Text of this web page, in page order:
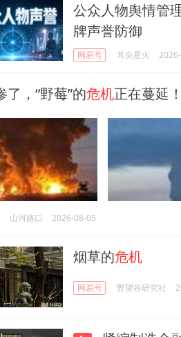
公众人物舆情管
牌声誉防御
网易号 耳尖星火
了，“野莓”的危机正在蔓延
山河路口 2026-08-05
烟草的危机
网易号 野望谷研究社